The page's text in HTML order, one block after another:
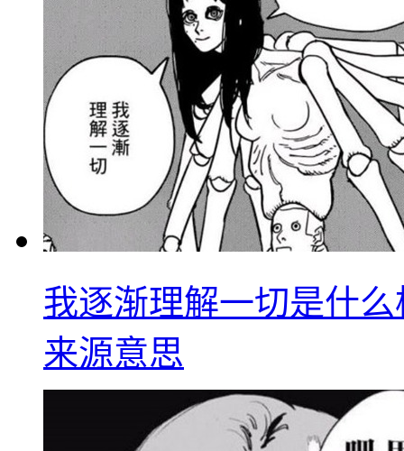
我逐渐理解一切是什
来源意思